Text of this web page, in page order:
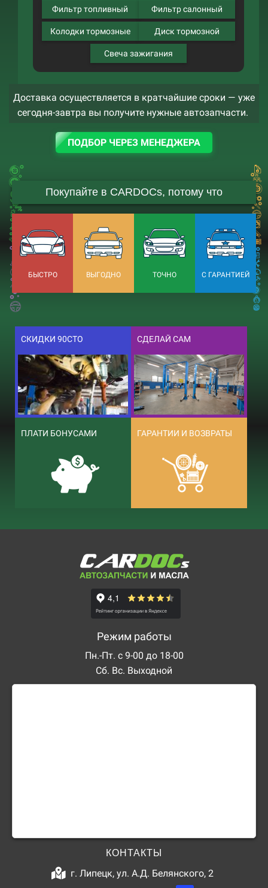
Фильтр топливный Фильтр салонный
Колодки тормозные Диск тормозной
Свеча зажигания
Доставка осуществляется в кратчайшие сроки — уже
сегодня-завтра вы получите нужные автозапчасти.
ПОДБОР ЧЕРЕЗ МЕНЕДЖЕРА
Покупайте в CARDOCs, потому что
БЫСТРО ВЫГОДНО ТОЧНО С ГАРАНТИЕЙ
СКИДКИ 90СТО СДЕЛАЙ САМ
ПЛАТИ БОНУСАМИ ГАРАНТИИ И ВОЗВРАТЫ
Режим работы
Пн.-Пт. с 9-00 до 18-00
Сб. Вс. Выходной
КОНТАКТЫ
г. Липецк, ул. А.Д. Белянского, 2